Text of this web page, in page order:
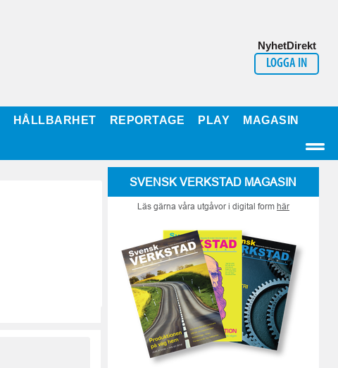
NyhetDirekt
LOGGA IN
HÅLLBARHET REPORTAGE PLAY MAGASIN
SVENSK VERKSTAD MAGASIN
Läs gärna våra utgåvor i digital form här